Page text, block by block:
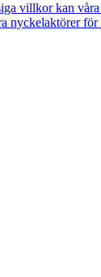
villkor kan
nyckelaktörer